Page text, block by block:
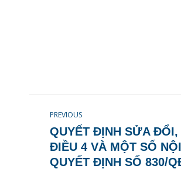
NAVIGATION
PREVIOUS
QUYẾT ĐỊNH SỬA ĐỔI,
ĐIỀU 4 VÀ MỘT SỐ
QUYẾT ĐỊNH SỐ 830/